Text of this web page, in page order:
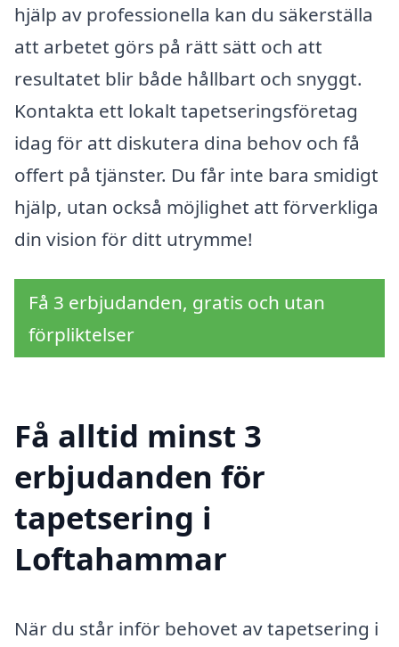
hjälp av professionella kan du säkerställa
att arbetet görs på rätt sätt och att
resultatet blir både hållbart och snyggt.
Kontakta ett lokalt tapetseringsföretag
idag för att diskutera dina behov och få
offert på tjänster. Du får inte bara smidigt
hjälp, utan också möjlighet att förverkliga
din vision för ditt utrymme!
Få 3 erbjudanden, gratis och utan
förpliktelser
Få alltid minst 3
erbjudanden för
tapetsering i
Loftahammar
När du står inför behovet av tapetsering i